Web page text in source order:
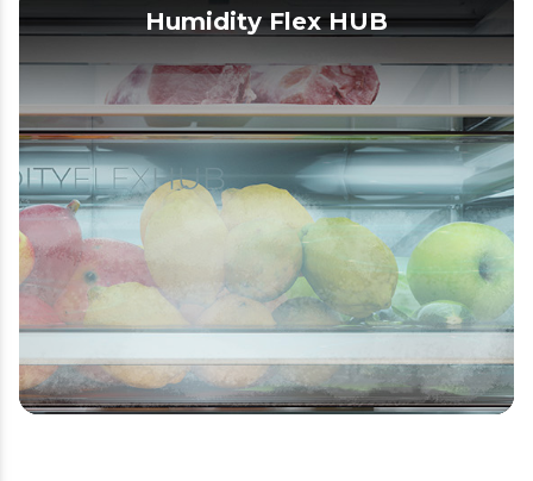
Humidity Flex HUB